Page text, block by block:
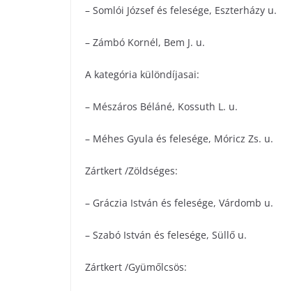
– Somlói József és felesége, Eszterházy u.
– Zámbó Kornél, Bem J. u.
A kategória különdíjasai:
– Mészáros Béláné, Kossuth L. u.
– Méhes Gyula és felesége, Móricz Zs. u.
Zártkert /Zöldséges:
– Gráczia István és felesége, Várdomb u.
– Szabó István és felesége, Süllő u.
Zártkert /Gyümőlcsös: